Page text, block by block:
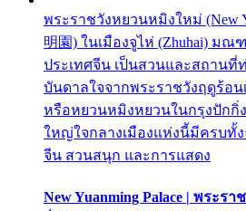
พระราชวังหยวนหมิงใหม่ (New
明園) ในเมืองจูไห่ (Zhuhai) มณ
ประเทศจีน เป็นสวนและสถานที่
บันดาลใจจากพระราชวังฤดูร้อนเ
หรือหยวนหมิงหยวนในกรุงปัก
ใหญ่ใจกลางเมืองแห่งนี้มีครบทั้
จีน สวนสนุก และการแสดง
New Yuanming Palace | พระร